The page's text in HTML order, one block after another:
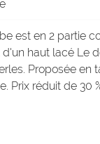
est en 2 partie
haut lacé Le
Proposée en
Prix réduit de 30